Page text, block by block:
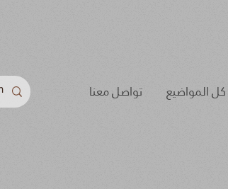
تواصل معنا كل المواضيع